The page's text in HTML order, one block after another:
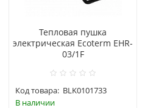
Тепловая пушка
электрическая Ecoterm EHR-
03/1F
Код товара: BLK0101733
В наличии